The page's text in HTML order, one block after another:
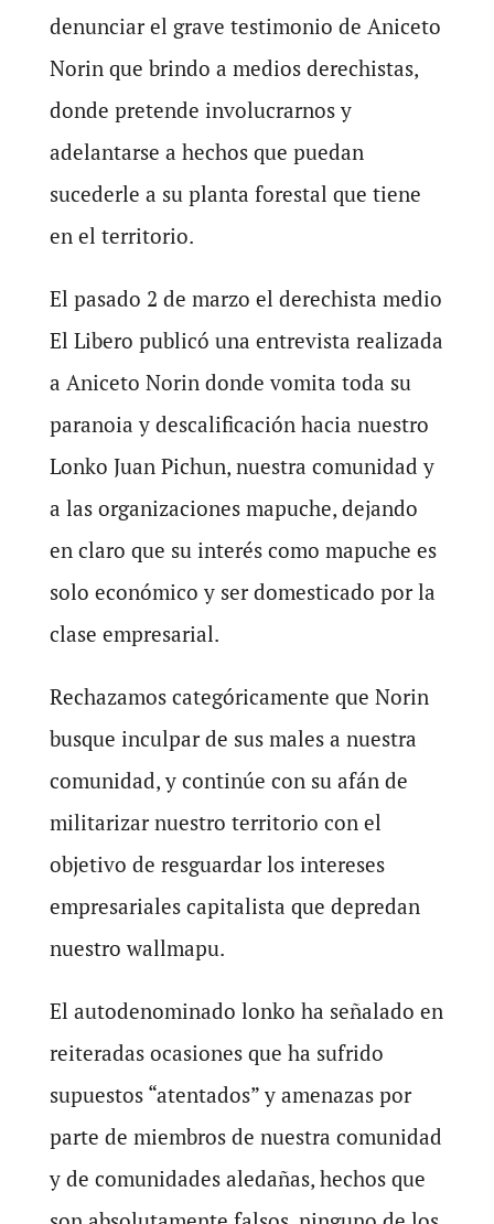
denunciar el grave testimonio de Aniceto
Norin que brindo a medios derechistas,
donde pretende involucrarnos y
adelantarse a hechos que puedan
sucederle a su planta forestal que tiene
en el territorio.
El pasado 2 de marzo el derechista medio
El Libero publicó una entrevista realizada
a Aniceto Norin donde vomita toda su
paranoia y descalificación hacia nuestro
Lonko Juan Pichun, nuestra comunidad y
a las organizaciones mapuche, dejando
en claro que su interés como mapuche es
solo económico y ser domesticado por la
clase empresarial.
Rechazamos categóricamente que Norin
busque inculpar de sus males a nuestra
comunidad, y continúe con su afán de
militarizar nuestro territorio con el
objetivo de resguardar los intereses
empresariales capitalista que depredan
nuestro wallmapu.
El autodenominado lonko ha señalado en
reiteradas ocasiones que ha sufrido
supuestos “atentados” y amenazas por
parte de miembros de nuestra comunidad
y de comunidades aledañas, hechos que